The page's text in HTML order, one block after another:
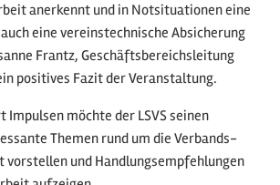
anerkennt und in Notsituationen eine
eine vereinstechnische Absicherung
Frantz, Geschäftsbereichsleitung
positives Fazit der Veranstaltung.
Impulsen möchte der LSVS seinen
Themen rund um die Verbands-
vorstellen und Handlungsempfehlungen